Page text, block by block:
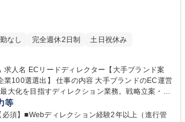
なし 完全週休2日制 土日祝休み
の内容 大手ブランドのEC運営
大化を目指すディレクション業務。戦略立案・実
析、チームマネジメントを担い、クロスファンク
分析に基づくEC戦略立案・実
等
須】■Webディレクション経験2年以上（進行管